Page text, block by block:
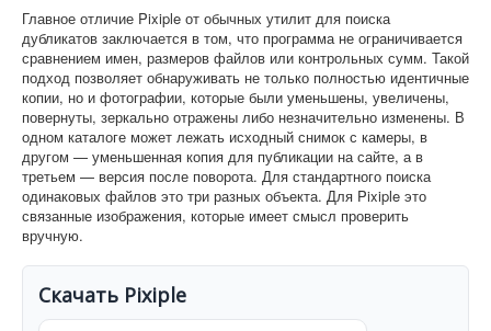
Главное отличие Pixiple от обычных утилит для поиска
дубликатов заключается в том, что программа не ограничивается
сравнением имен, размеров файлов или контрольных сумм. Такой
подход позволяет обнаруживать не только полностью идентичные
копии, но и фотографии, которые были уменьшены, увеличены,
повернуты, зеркально отражены либо незначительно изменены. В
одном каталоге может лежать исходный снимок с камеры, в
другом — уменьшенная копия для публикации на сайте, а в
третьем — версия после поворота. Для стандартного поиска
одинаковых файлов это три разных объекта. Для Pixiple это
связанные изображения, которые имеет смысл проверить
вручную.
Скачать Pixiple